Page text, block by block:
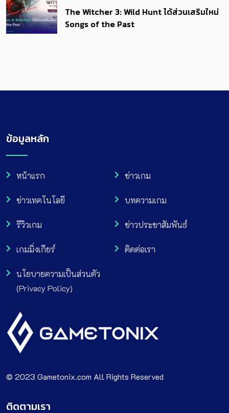
The Witcher 3: Wild Hunt ได้ส่วนเสริมใหม่
Songs of the Past
ข้อมูลหลัก
หน้าแรก ข่าวเกม
ข่าวเทคโนโลยี บทความเกม
รีวิวเกม ข่าวประชาสัมพันธ์
เกมมิ่งเกียร์ ติดต่อเรา
นโยบายความเป็นส่วนตัว
(Privacy Policy)
© 2023 Gametonix.com All Rights Reserved
ติดตามเรา